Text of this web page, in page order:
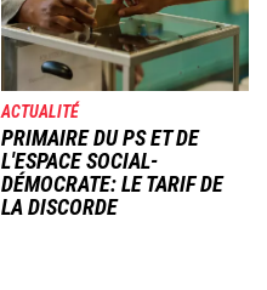
ACTUALITÉ
PRIMAIRE DU PS ET DE
L'ESPACE SOCIAL-
DÉMOCRATE: LE TARIF DE
LA DISCORDE